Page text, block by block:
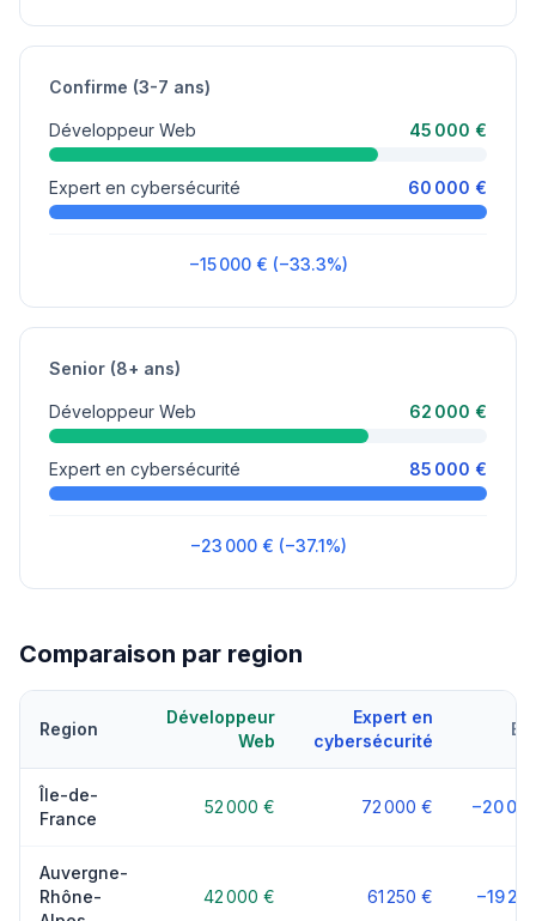
Confirme (3-7 ans)
Développeur Web 45 000 €
Expert en cybersécurité 60 000 €
−15 000 € (−33.3%)
Senior (8+ ans)
Développeur Web 62 000 €
Expert en cybersécurité 85 000 €
−23 000 € (−37.1%)
Comparaison par region
Region
Développeur
Web
Expert en
cybersécurité
Île-de-
France
52 000 € 72 000 € −20
Auvergne-
Rhône-
42 000 € 61 250 € −19